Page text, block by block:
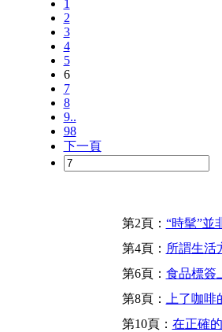
1
2
3
4
5
6
7
8
9..
98
下一頁
第2頁： “時髦”並
第4頁： 所謂生活
第6頁： 食品標簽
第8頁：
上了咖啡
第10頁： 在正確